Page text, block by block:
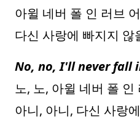
아윌 네버 폴 인 러브
다신 사랑에 빠지지 않
No, no, I'll never fall
노, 노, 아윌 네버 폴 인
아니, 아니, 다신 사랑